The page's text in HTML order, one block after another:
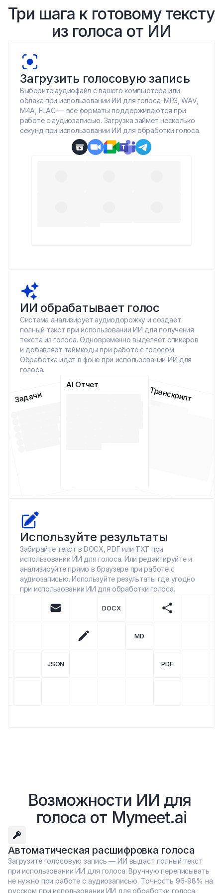
Возможности ИИ для
голоса от Mymeet.ai
Автоматическая расшифровка голоса
Загрузите голосовую запись — ИИ выдаст полный текст
при использовании ИИ для голоса. Вручную переписывать
не нужно при работе с аудиозаписью. Точность 96-98% на
русском при использовании ИИ для обработки голоса.
Три шага к готовому тексту
из голоса от ИИ
Загрузить голосовую запись
Выберите аудиофайл с вашего компьютера или
облака при использовании ИИ для голоса. MP3, WAV,
M4A, FLAC — все форматы поддерживаются при
работе с аудиозаписью. Загрузка займет несколько
секунд при использовании ИИ для обработки голоса.
ИИ обрабатывает голос
Система анализирует аудиодорожку и создает
полный текст при использовании ИИ для получения
текста из голоса. Одновременно выделяет спикеров
и добавляет таймкоды при работе с голосом.
Обработка идет в фоне при использовании ИИ для
голоса.
Транскрипт
Задачи
AI Отчет
Используйте результаты
Забирайте текст в DOCX, PDF или TXT при
использовании ИИ для голоса. Или редактируйте и
анализируйте прямо в браузере при работе с
аудиозаписью. Используйте результаты где угодно
при использовании ИИ для обработки голоса.
DOCX
MD
JSON PDF